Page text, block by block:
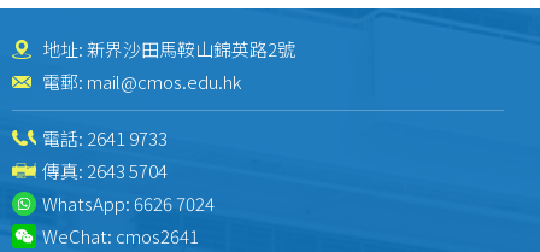
地址: 新界沙田馬鞍山錦英路2號
電郵: mail@cmos.edu.hk
電話: 2641 9733
傳真: 2643 5704
WhatsApp:6626 7024
WeChat: cmos2641